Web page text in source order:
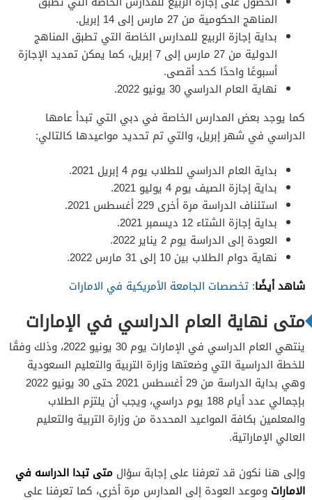
المناهج الحكومية من 27 مارس إلى 14 إبريل.
بداية إجازة الربيع للمدارس الخاصة التي تطبق المناهج
الدولية من 27 مارس إلى 7 إبريل، كما يمكن تمديد الإجازة
أسبوعًا واحدًا كحد أقصى.
نهاية العام الدراسي 30 يونيو 2022.
كما يوجد بعض المدارس الخاصة في دبي التي تبدأ عامها
الدراسي في شهر إبريل، والتي تم تحديد مواعيدها كالتالي:
بداية العام الدراسي للطلاب يوم 4 إبريل 2021.
بداية إجازة الصيف يوم 4 يوليو 2021.
استئناف الدراسة مرة أخرى 229 أغسطس 2021.
بداية إجازة الشتاء 12 ديسمبر 2021.
العودة إلى الدراسة يوم 2 يناير 2022.
نهاية دوام الطلاب بين 10 إلى 31 مارس 2022.
شاهد أيضًا: تخصصات الجامعة الأمريكية في الامارات
متى نهاية العام الدراسي في الإمارات
ينتهي العام الدراسي في الإمارات يوم 30 يونيو 2022، وذلك وفقًا
للخطة الدراسية التي وضعتها وزارة التربية والتعليم السعودية
وهي بداية الدراسة من 29 أغسطس 2021 حتى 30 يونيو 2022
بإجمالي عدد أيام 188 يوم دراسي، ويجب أن يلتزم الطلاب
والمعلمين بكافة المواعيد المحددة من وزارة التربية والتعليم
العالي الإماراتية.
وإلى هنا نكون قد تعرفنا على إجابة سؤال متى تبدا الدراسه في
الامارات وموعد العودة إلى المدارس مرة أخرى، كما تعرفنا على